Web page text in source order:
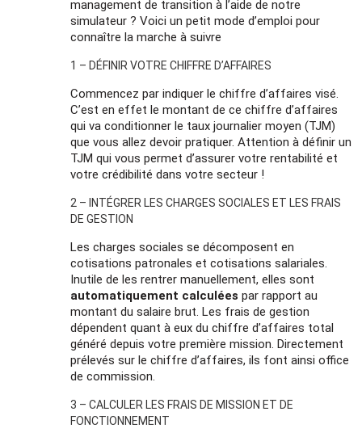
management de transition à l’aide de notre
simulateur ? Voici un petit mode d’emploi pour
connaître la marche à suivre
1 – DÉFINIR VOTRE CHIFFRE D’AFFAIRES
Commencez par indiquer le chiffre d’affaires visé.
C’est en effet le montant de ce chiffre d’affaires
qui va conditionner le taux journalier moyen (TJM)
que vous allez devoir pratiquer. Attention à définir un
TJM qui vous permet d’assurer votre rentabilité et
votre crédibilité dans votre secteur !
2 – INTÉGRER LES CHARGES SOCIALES ET LES FRAIS
DE GESTION
Les charges sociales se décomposent en
cotisations patronales et cotisations salariales.
Inutile de les rentrer manuellement, elles sont
automatiquement calculées par rapport au
montant du salaire brut. Les frais de gestion
dépendent quant à eux du chiffre d’affaires total
généré depuis votre première mission. Directement
prélevés sur le chiffre d’affaires, ils font ainsi office
de commission.
3 – CALCULER LES FRAIS DE MISSION ET DE
FONCTIONNEMENT